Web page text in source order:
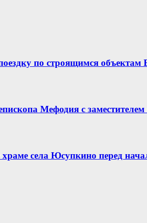
по строящимся объектам
Мефодия с
села Юсупкино перед